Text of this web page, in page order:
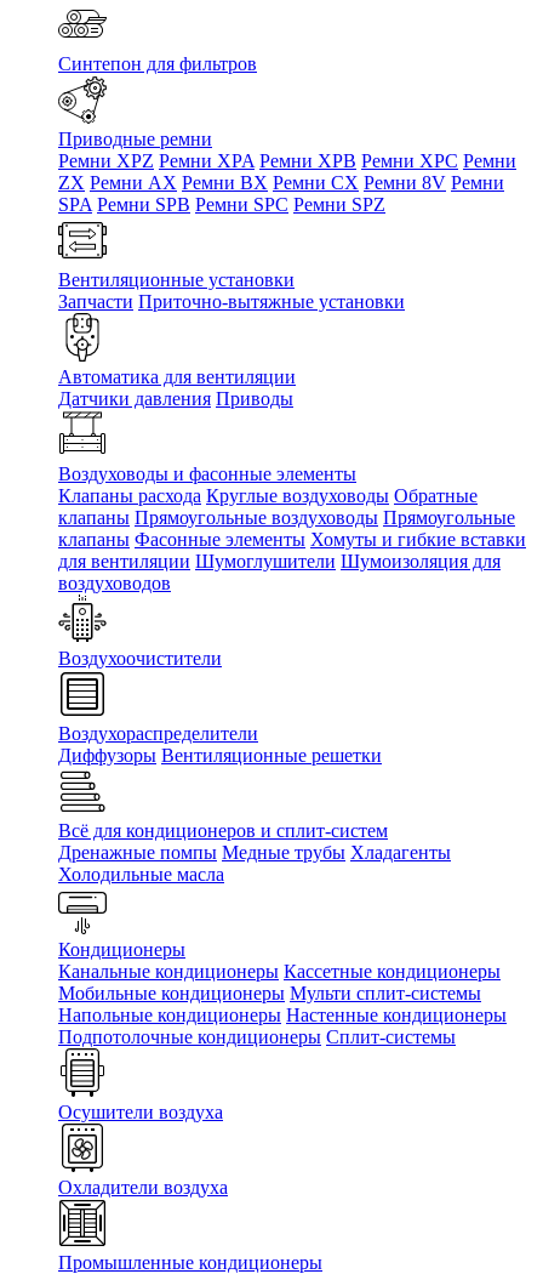
Синтепон для фильтров
Приводные ремни
Ремни XPZ Ремни XPA Ремни XPB Ремни XPC Ремни
ZX Ремни AX Ремни BX Ремни CX Ремни 8V Ремни
SPA Ремни SPB Ремни SPC Ремни SPZ
Вентиляционные установки
Запчасти Приточно-вытяжные установки
Автоматика для вентиляции
Датчики давления Приводы
Воздуховоды и фасонные элементы
Клапаны расхода Круглые воздуховоды Обратные
клапаны Прямоугольные воздуховоды Прямоугольные
клапаны Фасонные элементы Хомуты и гибкие вставки
для вентиляции Шумоглушители Шумоизоляция для
воздуховодов
Воздухоочистители
Воздухораспределители
Диффузоры Вентиляционные решетки
Всё для кондиционеров и сплит-систем
Дренажные помпы Медные трубы Хладагенты
Холодильные масла
Кондиционеры
Канальные кондиционеры Кассетные кондиционеры
Мобильные кондиционеры Мульти сплит-системы
Напольные кондиционеры Настенные кондиционеры
Подпотолочные кондиционеры Сплит-системы
Осушители воздуха
Охладители воздуха
Промышленные кондиционеры